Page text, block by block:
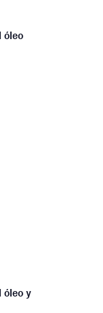
óleo
óleo y